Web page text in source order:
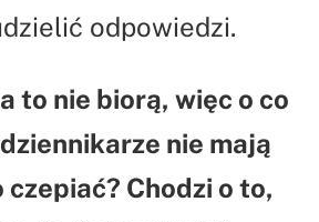
odpowiedzi.
to nie biorą, więc o co
nie mają
czepiać? Chodzi o to,